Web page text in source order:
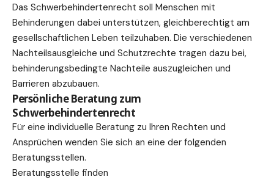
Das Schwerbehindertenrecht soll Menschen mit
Behinderungen dabei unterstützen, gleichberechtigt am
gesellschaftlichen Leben teilzuhaben. Die verschiedenen
Nachteilsausgleiche und Schutzrechte tragen dazu bei,
behinderungsbedingte Nachteile auszugleichen und
Barrieren abzubauen.
Persönliche Beratung zum
Schwerbehindertenrecht
Für eine individuelle Beratung zu Ihren Rechten und
Ansprüchen wenden Sie sich an eine der folgenden
Beratungsstellen.
Beratungsstelle finden